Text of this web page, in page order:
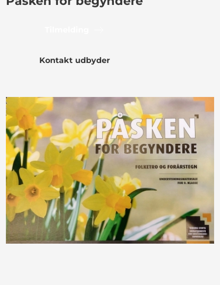
Kontakt udbyder